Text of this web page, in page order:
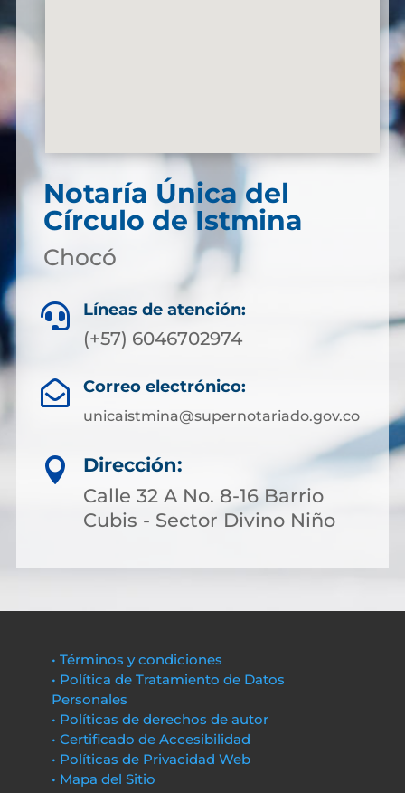
Notaría Única del
Círculo de Istmina
Chocó
 Líneas de atención:
(+57) 6046702974
 Correo electrónico:
unicaistmina@supernotariado.gov.co

Dirección:
Calle 32 A No. 8-16 Barrio
Cubis - Sector Divino Niño
• Términos y condiciones
• Política de Tratamiento de Datos
Personales
• Políticas de derechos de autor
• Certificado de Accesibilidad
• Políticas de Privacidad Web
• Mapa del Sitio